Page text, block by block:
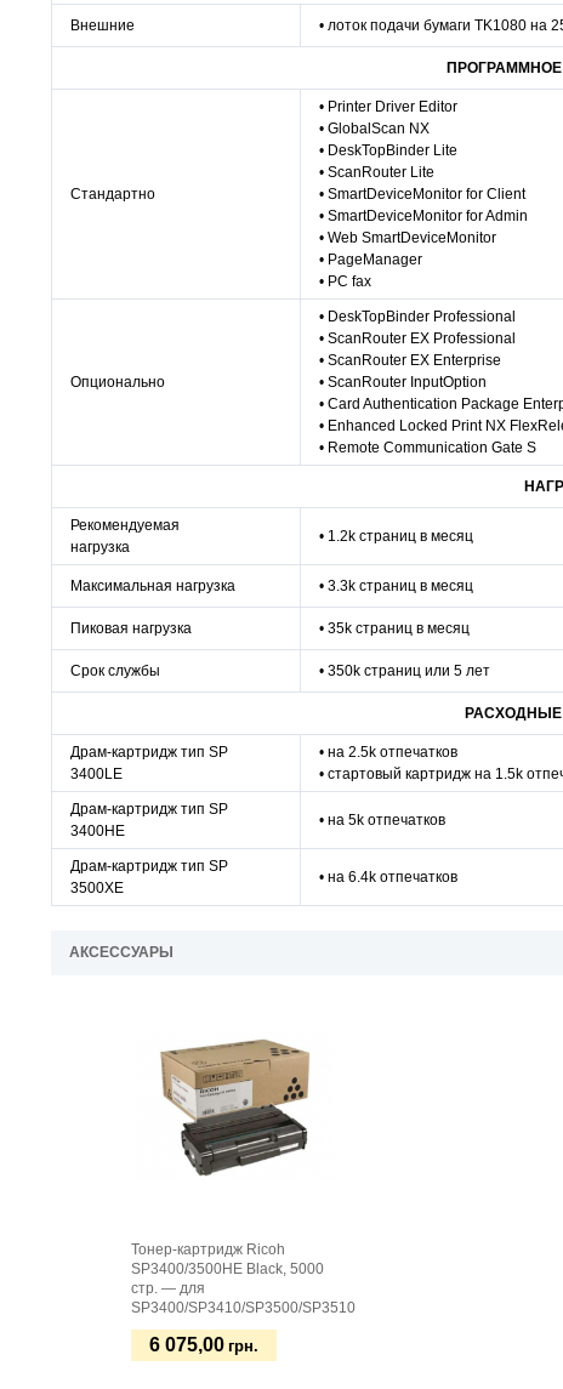
Внешние • лоток подачи бумаги TK1080 на
Стандартно
• Printer Driver Editor
• GlobalScan NX
• DeskTopBinder Lite
• ScanRouter Lite
• SmartDeviceMonitor for Client
• SmartDeviceMonitor for Admin
• Web SmartDeviceMonitor
• PageManager
• PC fax
Опционально
• DeskTopBinder Professional
• ScanRouter EX Professional
• ScanRouter EX Enterprise
• ScanRouter InputOption
• Card Authentication Package
• Enhanced Locked Print NX
• Remote Communication Gate S
Рекомендуемая
нагрузка
• 1.2k страниц в месяц
Максимальная нагрузка • 3.3k страниц в месяц
Пиковая нагрузка • 35k страниц в месяц
Срок службы • 350k страниц или 5 лет
Драм-картридж тип SP
3400LE
• на 2.5k отпечатков
• стартовый картридж на 1.5k
Драм-картридж тип SP
3400HE
• на 5k отпечатков
Драм-картридж тип SP
3500XE
• на 6.4k отпечатков
АКСЕССУАРЫ
Тонер-картридж Ricoh
SP3400/3500HE Black, 5000
стр. — для
SP3400/SP3410/SP3500/SP3510
6 075,00 грн.